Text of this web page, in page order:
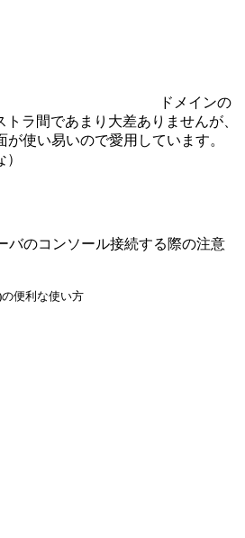
ドメインの
ラ間であまり大差ありませんが、
が使い易いので愛用しています。
バのコンソール接続する際の注意
の便利な使い方